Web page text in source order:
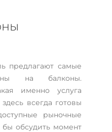
предлагают самые
на балконы.
именно услуга
всегда готовы
рыночные
обсудить момент